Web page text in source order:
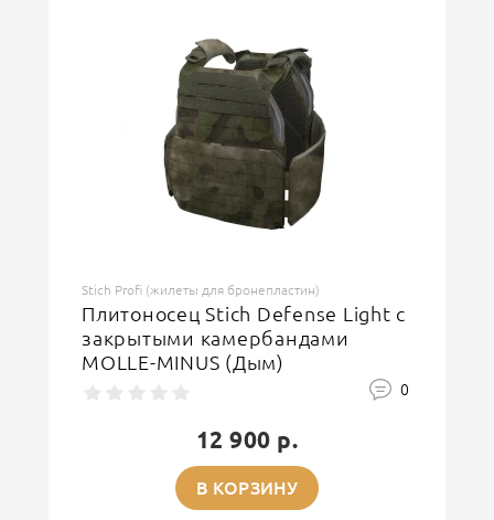
Stich Profi (жилеты для бронепластин)
Плитоносец Stich Defense Light с
закрытыми камербандами
MOLLE-MINUS (Дым)
0
12 900 р.
В КОРЗИНУ